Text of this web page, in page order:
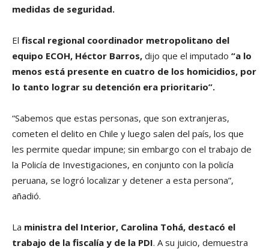
medidas de seguridad.
El fiscal regional coordinador metropolitano del
equipo ECOH, Héctor Barros, dijo que el imputado “a lo
menos está presente en cuatro de los homicidios, por
lo tanto lograr su detención era prioritario”.
“Sabemos que estas personas, que son extranjeras,
cometen el delito en Chile y luego salen del país, los que
les permite quedar impune; sin embargo con el trabajo de
la Policía de Investigaciones, en conjunto con la policía
peruana, se logró localizar y detener a esta persona”,
añadió.
La ministra del Interior, Carolina Tohá, destacó el
trabajo de la fiscalía y de la PDI. A su juicio, demuestra